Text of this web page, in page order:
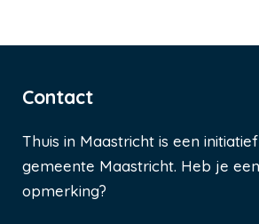
Contact
Thuis in Maastricht is een
gemeente Maastricht. Heb je
opmerking?